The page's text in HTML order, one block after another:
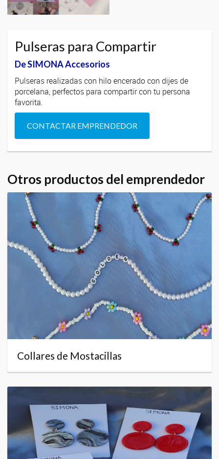
Pulseras para Compartir
De SIMONA Accesorios
Pulseras realizadas con hilo encerado con dijes de
porcelana, perfectos para compartir con tu persona
favorita.
CONTACTAR EMPRENDEDOR
Otros productos del emprendedor
Collares de Mostacillas